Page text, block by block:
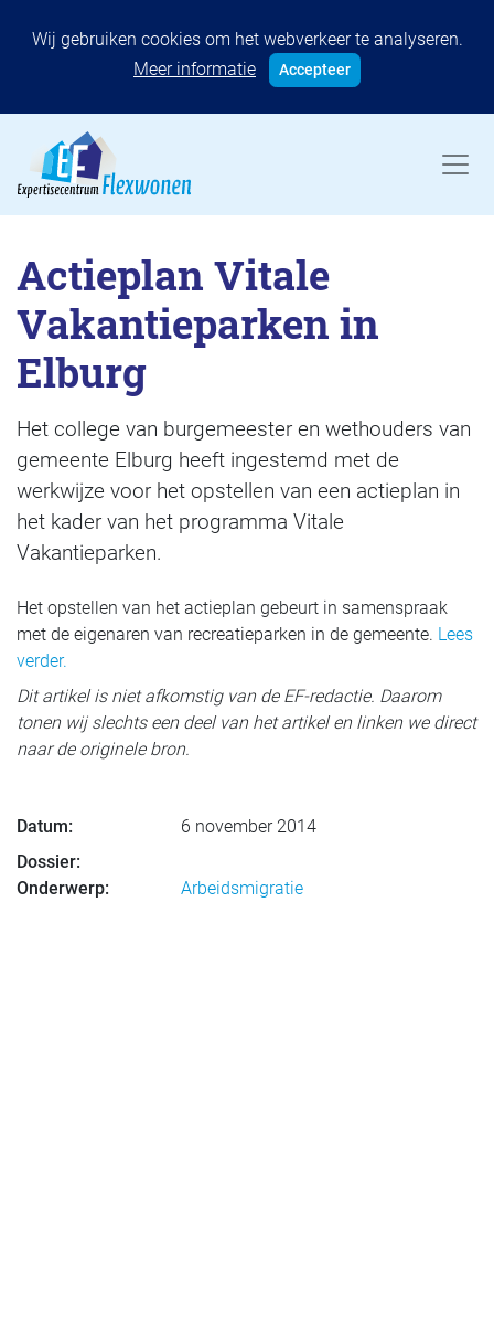
Wij gebruiken cookies om het webverkeer te analyseren.
Meer informatie
Accepteer
Actieplan Vitale
Vakantieparken in
Elburg
Het college van burgemeester en wethouders van
gemeente Elburg heeft ingestemd met de
werkwijze voor het opstellen van een actieplan in
het kader van het programma Vitale
Vakantieparken.
Het opstellen van het actieplan gebeurt in samenspraak
met de eigenaren van recreatieparken in de gemeente. Lees
verder.
Dit artikel is niet afkomstig van de EF-redactie. Daarom
tonen wij slechts een deel van het artikel en linken we direct
naar de originele bron.
Datum:
6 november 2014
Dossier:
Onderwerp:
Arbeidsmigratie